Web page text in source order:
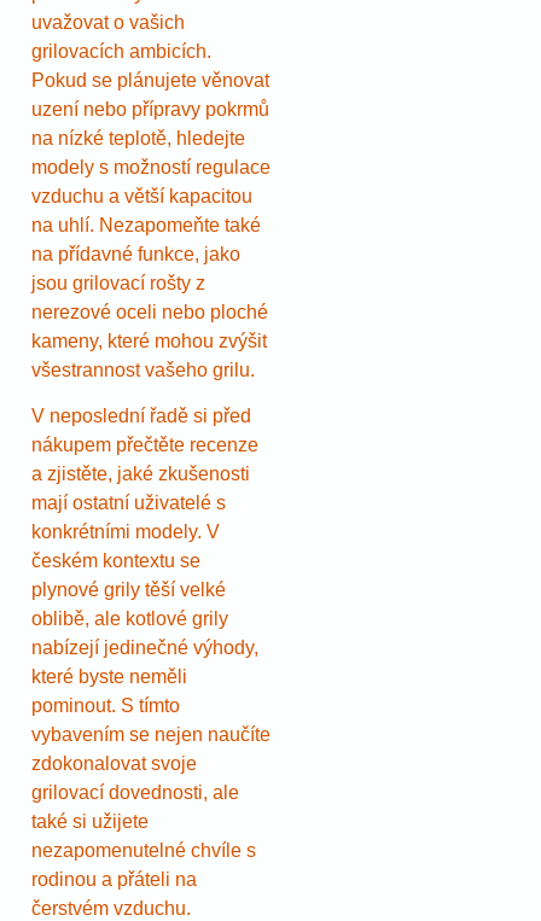
uvažovat o vašich
grilovacích ambicích.
Pokud se plánujete věnovat
uzení nebo přípravy pokrmů
na nízké teplotě, hledejte
modely s možností regulace
vzduchu a větší kapacitou
na uhlí. Nezapomeňte také
na přídavné funkce, jako
jsou grilovací rošty z
nerezové oceli nebo ploché
kameny, které mohou zvýšit
všestrannost vašeho grilu.
V neposlední řadě si před
nákupem přečtěte recenze
a zjistěte, jaké zkušenosti
mají ostatní uživatelé s
konkrétními modely. V
českém kontextu se
plynové grily těší velké
oblibě, ale kotlové grily
nabízejí jedinečné výhody,
které byste neměli
pominout. S tímto
vybavením se nejen naučíte
zdokonalovat svoje
grilovací dovednosti, ale
také si užijete
nezapomenutelné chvíle s
rodinou a přáteli na
čerstvém vzduchu.